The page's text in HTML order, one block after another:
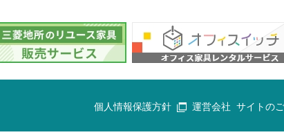
個人情報保護方針 運営会社 サイトの